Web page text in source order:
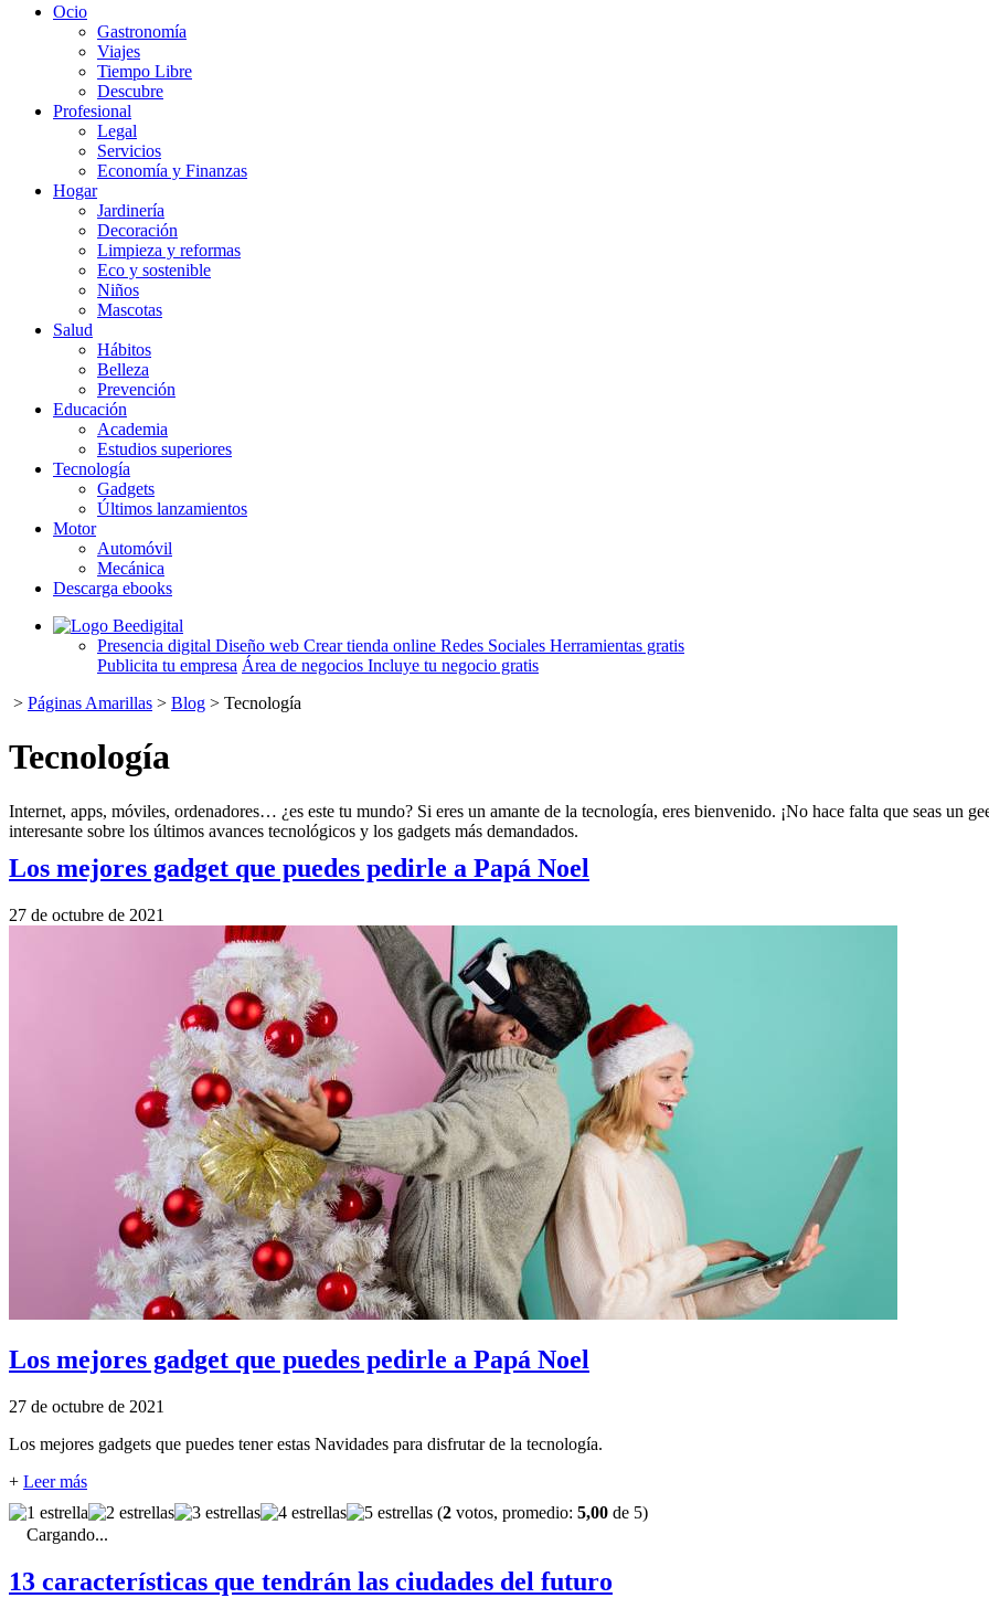
Ocio
Gastronomía
Viajes
Tiempo Libre
Descubre
Profesional
Legal
Servicios
Economía y Finanzas
Hogar
Jardinería
Decoración
Limpieza y reformas
Eco y sostenible
Niños
Mascotas
Salud
Hábitos
Belleza
Prevención
Educación
Academia
Estudios superiores
Tecnología
Gadgets
Últimos lanzamientos
Motor
Automóvil
Mecánica
Descarga ebooks
Presencia digital Diseño web Crear tienda online Redes Sociales Herramientas gratis
Publicita tu empresa Área de negocios Incluye tu negocio gratis
> Páginas Amarillas > Blog > Tecnología
Tecnología
Internet, apps, móviles, ordenadores… ¿es este tu mundo? Si eres un amante de la tecnología, eres bienvenido. ¡No hace falta que seas un
interesante sobre los últimos avances tecnológicos y los gadgets más demandados.
Los mejores gadget que puedes pedirle a Papá Noel
27 de octubre de 2021
Los mejores gadget que puedes pedirle a Papá Noel
27 de octubre de 2021
Los mejores gadgets que puedes tener estas Navidades para disfrutar de la tecnología.
+ Leer más
(2 votos, promedio: 5,00 de 5)
Cargando...
13 características que tendrán las ciudades del futuro